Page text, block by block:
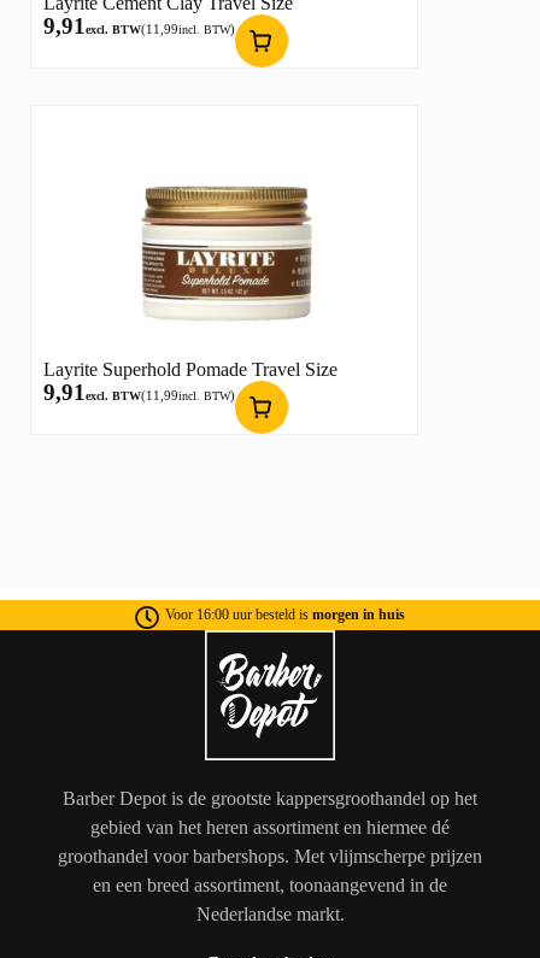
9,91 excl. BTW(11,99incl. BTW)
Layrite Superhold Pomade Travel Size
9,91 excl. BTW(11,99incl. BTW)
Voor 16:00 uur besteld is morgen in huis
Barber Depot is de grootste kappersgroothandel op het
gebied van het heren assortiment en hiermee dé
groothandel voor barbershops. Met vlijmscherpe prijzen
en een breed assortiment, toonaangevend in de
Nederlandse markt.